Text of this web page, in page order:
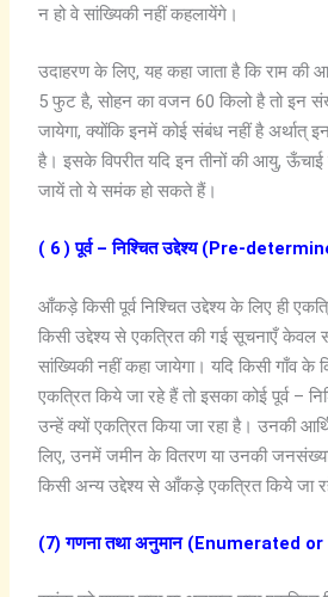
न हो वे सांख्यिकी नहीं कहलायेंगे।
उदाहरण के लिए, यह कहा जाता है कि राम की
5 फुट है, सोहन का वजन 60 किलो है तो इन
जायेगा, क्योंकि इनमें कोई संबंध नहीं है अर्थात्
है। इसके विपरीत यदि इन तीनों की आयु,
जायें तो ये समंक हो सकते हैं।
( 6 ) पूर्व – निश्चित उद्देश्य (Pre-
आँकड़े किसी पूर्व निश्चित उद्देश्य के लिए ही
किसी उद्देश्य से एकत्रित की गई सूचनाएँ केवल
सांख्यिकी नहीं कहा जायेगा। यदि किसी गाँव
एकत्रित किये जा रहे हैं तो इसका कोई पूर्व –
उन्हें क्यों एकत्रित किया जा रहा है। उनकी
लिए, उनमें जमीन के वितरण या उनकी
किसी अन्य उद्देश्य से आँकड़े एकत्रित किये जा
(7) गणना तथा अनुमान (Enumerated